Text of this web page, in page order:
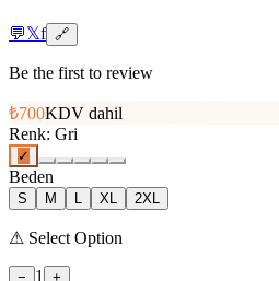
💬𝕏f 🔗
Be the first to review
₺700KDV dahil
Renk: Gri
✓
Beden
S M XL 2XL
⚠ Select Option
− 1
+